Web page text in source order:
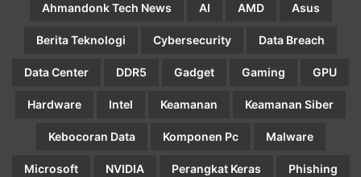
Ahmandonk Tech News AI AMD Asus
Berita Teknologi Cybersecurity Data Breach
Data Center DDR5 Gadget Gaming GPU
Hardware Intel Keamanan Keamanan Siber
Kebocoran Data Komponen Pc Malware
Microsoft NVIDIA Perangkat Keras Phishing